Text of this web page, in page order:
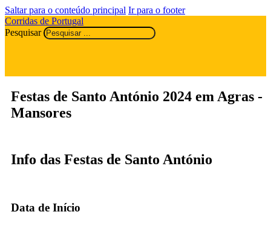
Saltar para o conteúdo principal Ir para o footer
Corridas de Portugal
Pesquisar
Festas de Santo António 2024 em Agras -
Mansores
Info das Festas de Santo António
Data de Início